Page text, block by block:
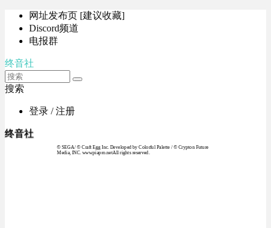
网址发布页 [建议收藏]
Discord频道
电报群
终音社
搜索
登录 / 注册
终音社
© SEGA / © Craft Egg Inc. Developed by Colorful Palette / © Crypton Future
Media, INC. www.piapro.netAll rights reserved.